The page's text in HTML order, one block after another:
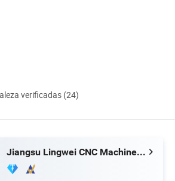
verificadas (24)
Jiangsu Lingwei CNC Machine Tool Co., Ltd.